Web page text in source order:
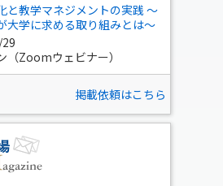
と教学マネジメントの実践 ～
大学に求める取り組みとは～
（Zoomウェビナー）
掲載依頼はこちら